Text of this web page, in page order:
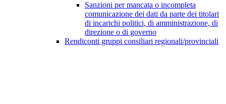
Sanzioni per mancata o incompleta
comunicazione dei dati da parte dei titolari
di incarichi politici, di amministrazione, di
direzione o di governo
Rendiconti gruppi consiliari regionali/provinciali